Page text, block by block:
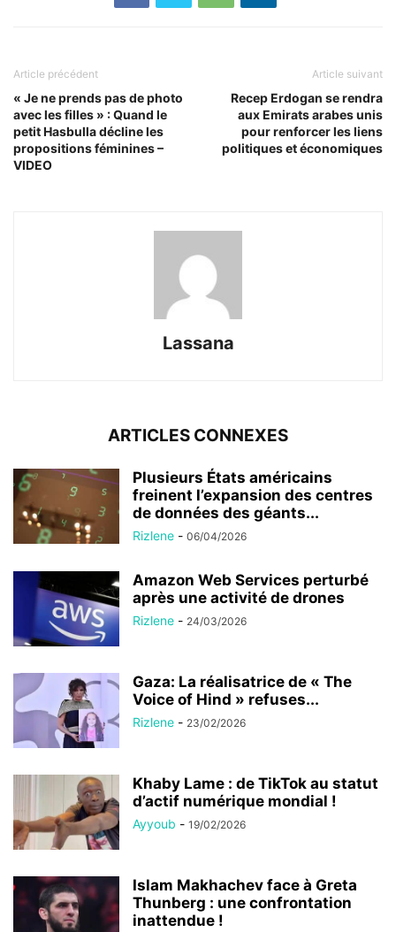
Article précédent
« Je ne prends pas de photo
avec les filles » : Quand le
petit Hasbulla décline les
propositions féminines –
VIDEO
Article suivant
Recep Erdogan se rendra
aux Emirats arabes unis
pour renforcer les liens
politiques et économiques
Lassana
ARTICLES CONNEXES
Plusieurs États américains
freinent l’expansion des centres
de données des géants...
Rizlene - 06/04/2026
Amazon Web Services perturbé
après une activité de drones
Rizlene - 24/03/2026
Gaza: La réalisatrice de « The
Voice of Hind » refuses...
Rizlene - 23/02/2026
Khaby Lame : de TikTok au statut
d’actif numérique mondial !
Ayyoub - 19/02/2026
Islam Makhachev face à Greta
Thunberg : une confrontation
inattendue !